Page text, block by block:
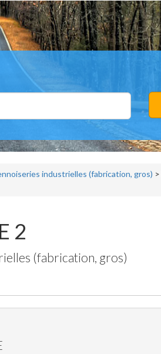
industrielles (fabrication, gros) >
2
(fabrication, gros)